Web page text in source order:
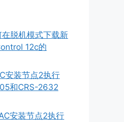
在脱机模式下载新
12c的
安装节点2执行
和CRS-2632
安装节点2执行